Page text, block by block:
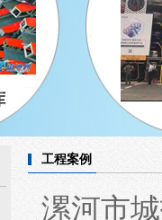
工程案例
漯河市